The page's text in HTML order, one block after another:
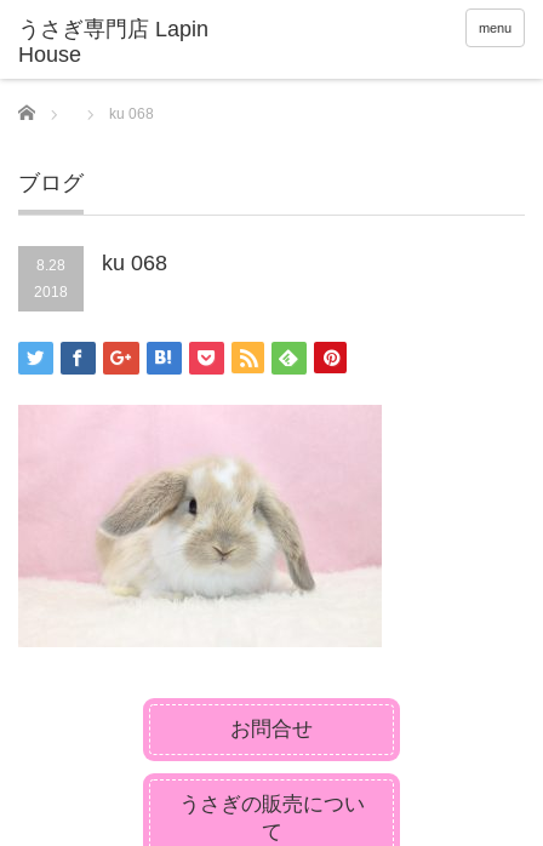
menu
Home ku 068
ブログ
8.28
2018
ku 068
お問合せ
うさぎの販売につい
て